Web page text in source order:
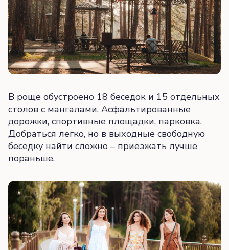
В роще обустроено 18 беседок и 15 отдельных
столов с мангалами. Асфальтированные
дорожки, спортивные площадки, парковка.
Добраться легко, но в выходные свободную
беседку найти сложно – приезжать лучше
пораньше.